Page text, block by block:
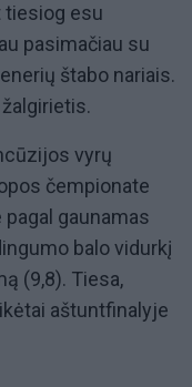
tiesiog esu
pasimačiau su
štabo nariais.
vyrų
čempionate
gaunamas
balo vidurkį
(9,8). Tiesa,
aštuntfinalyje